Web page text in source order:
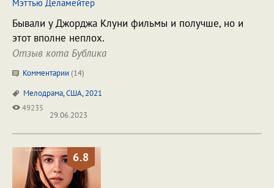
Мэттью Деламейтер
Бывали у Джорджа Клуни фильмы и получше, но и
этот вполне неплох.
Отзыв кота Бублика
Комментарии (14)
Мелодрама,США,2021
49235
29.06.2023
6.8